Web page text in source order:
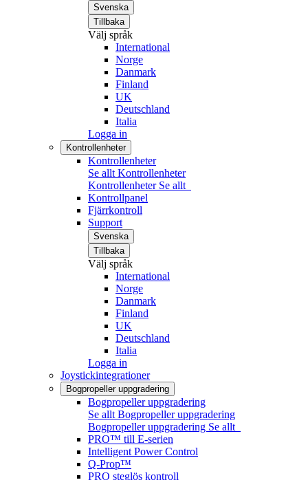
Svenska
Tillbaka
Välj språk
International
Norge
Danmark
Finland
UK
Deutschland
Italia
Logga in
Kontrollenheter
Kontrollenheter
Se allt Kontrollenheter
Kontrollenheter Se allt
Kontrollpanel
Fjärrkontroll
Support
Svenska
Tillbaka
Välj språk
International
Norge
Danmark
Finland
UK
Deutschland
Italia
Logga in
Joystickintegrationer
Bogpropeller uppgradering
Bogpropeller uppgradering
Se allt Bogpropeller uppgradering
Bogpropeller uppgradering Se allt
PRO™ till E-serien
Intelligent Power Control
Q-Prop™
PRO steglös kontroll